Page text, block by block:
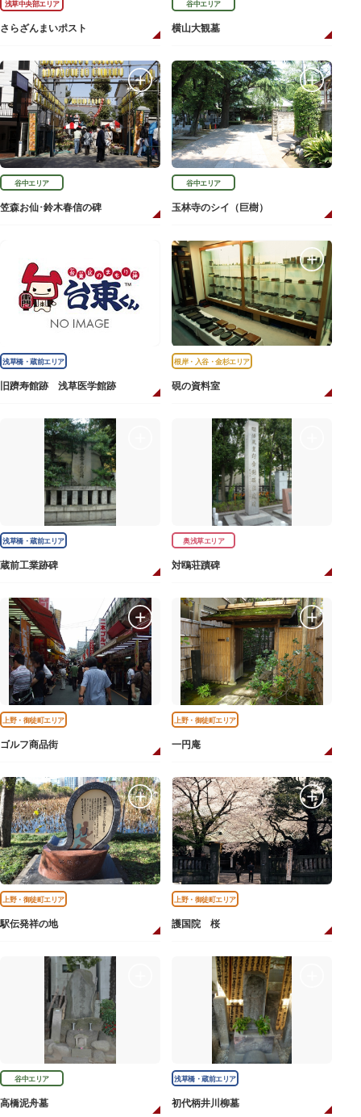
浅草中央部エリア
さらざんまいポスト
谷中エリア
横山大観墓
谷中エリア
笠森お仙･鈴木春信の碑
谷中エリア
玉林寺のシイ（巨樹）
浅草橋・蔵前エリア
旧躋寿館跡 浅草医学館跡
根岸・入谷・金杉エリア
硯の資料室
浅草橋・蔵前エリア
蔵前工業跡碑
奥浅草エリア
対鴎荘蹟碑
上野・御徒町エリア
ゴルフ商品街
上野・御徒町エリア
一円庵
上野・御徒町エリア
駅伝発祥の地
上野・御徒町エリア
護国院 桜
谷中エリア
高橋泥舟墓
浅草橋・蔵前エリア
初代柄井川柳墓